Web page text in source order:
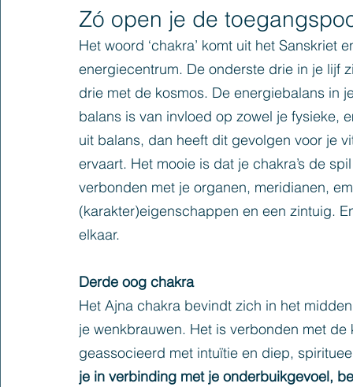
Zó open je de
Het woord ‘chakra’ komt uit het Sanskriet
energiecentrum. De onderste drie in je lijf
drie met de kosmos. De energiebalans in
balans is van invloed op zowel je fysieke,
uit balans, dan heeft dit gevolgen voor je
ervaart. Het mooie is dat je chakra’s de
verbonden met je organen, meridianen,
(karakter)eigenschappen en een zintuig.
elkaar.
Derde oog chakra
Het Ajna chakra bevindt zich in het
je wenkbrauwen. Het is verbonden met
geassocieerd met intuïtie en diep,
je in verbinding met je onderbuikgevoel,